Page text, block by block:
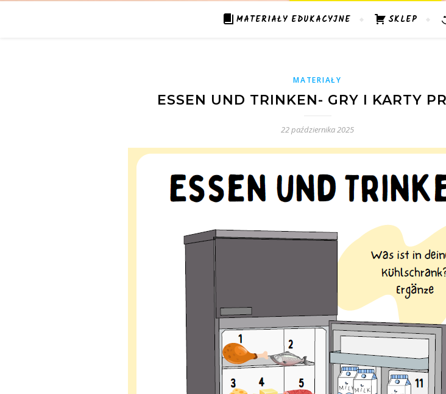
MATERIAŁY EDUKACYJNE SKLEP
MATERIAŁY
ESSEN UND TRINKEN- GRY I KARTY
22 października 2025